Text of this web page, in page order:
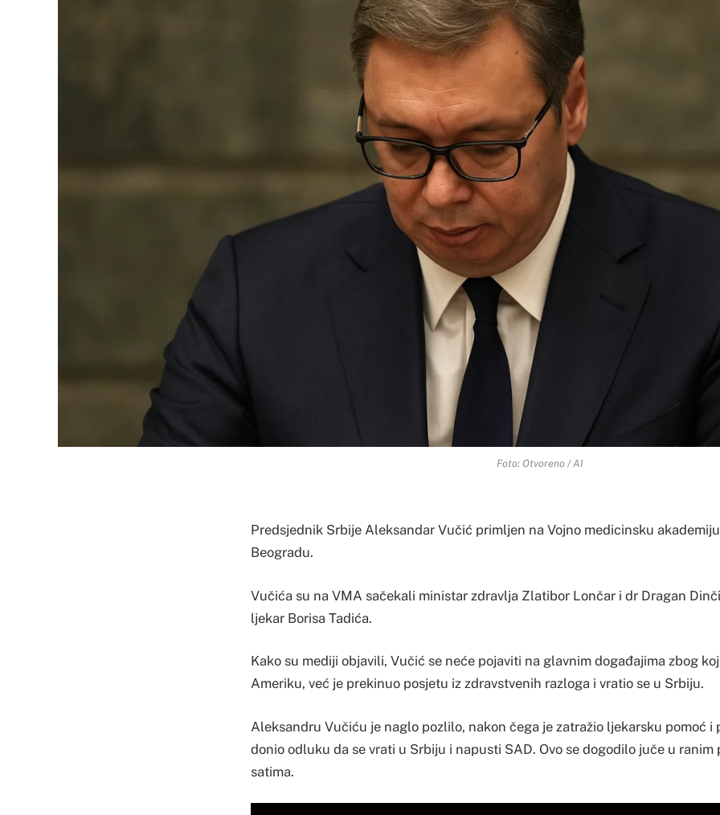
Foto: Otvoreno / AI
Predsjednik Srbije Aleksandar Vučić primljen na Vojno medicinsku
Beogradu.
Vučića su na VMA sačekali ministar zdravlja Zlatibor Lončar i dr Dragan
ljekar Borisa Tadića.
Kako su mediji objavili, Vučić se neće pojaviti na glavnim događajima zbog
Ameriku, već je prekinuo posjetu iz zdravstvenih razloga i vratio se u Srbiju.
Aleksandru Vučiću je naglo pozlilo, nakon čega je zatražio ljekarsku pomoć i
donio odluku da se vrati u Srbiju i napusti SAD. Ovo se dogodilo juče u ranim
satima.